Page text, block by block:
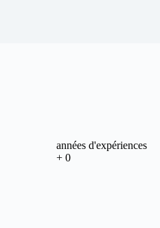
années d'expériences
+ 0